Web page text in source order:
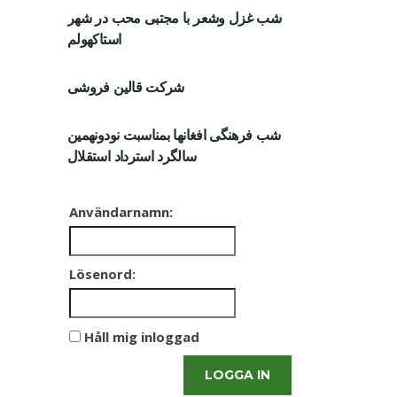
شب غزل وشعر با مجتبی محب در شهر
استاکهولم
شرکت قالین فروشی
شب فرهنگی افغانها بمناسبت نودونهمین
سالگرد استرداد استقلال
Användarnamn:
Lösenord:
Håll mig inloggad
LOGGA IN